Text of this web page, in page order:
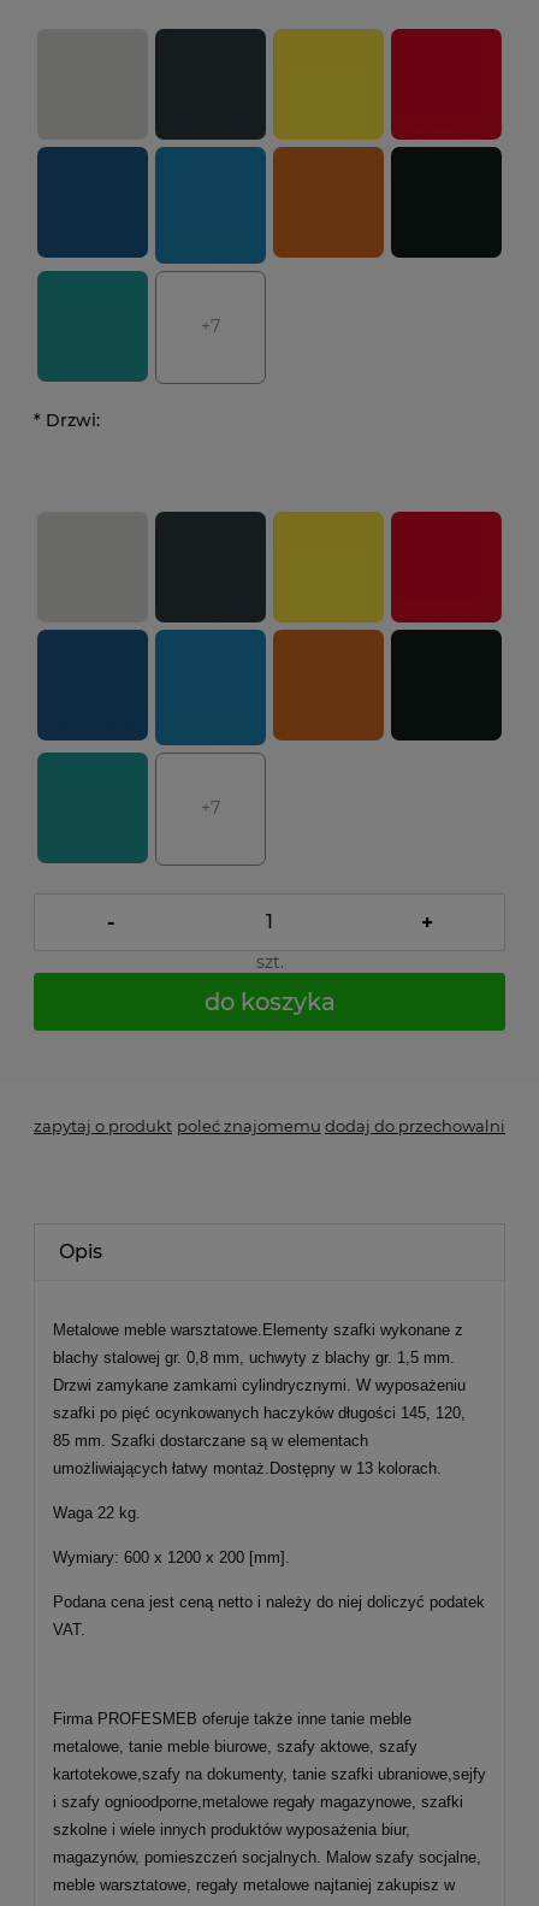
+7
* Drzwi:
+7
- +
szt.
do koszyka
zapytaj o produkt poleć znajomemu dodaj do przechowalni
Opis
Metalowe meble warsztatowe.Elementy szafki wykonane z
blachy stalowej gr. 0,8 mm, uchwyty z blachy gr. 1,5 mm.
Drzwi zamykane zamkami cylindrycznymi. W wyposażeniu
szafki po pięć ocynkowanych haczyków długości 145, 120,
85 mm. Szafki dostarczane są w elementach
umożliwiających łatwy montaż.Dostępny w 13 kolorach.
Waga 22 kg.
Wymiary: 600 x 1200 x 200 [mm].
Podana cena jest ceną netto i należy do niej doliczyć podatek
VAT.
Firma PROFESMEB oferuje także inne tanie meble
metalowe, tanie meble biurowe, szafy aktowe, szafy
kartotekowe,szafy na dokumenty, tanie szafki ubraniowe,sejfy
i szafy ognioodporne,metalowe regały magazynowe, szafki
szkolne i wiele innych produktów wyposażenia biur,
magazynów, pomieszczeń socjalnych. Malow szafy socjalne,
meble warsztatowe, regały metalowe najtaniej zakupisz w